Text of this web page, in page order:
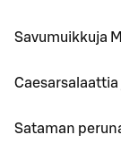
Savumuikkuja
Caesarsalaattia
Sataman